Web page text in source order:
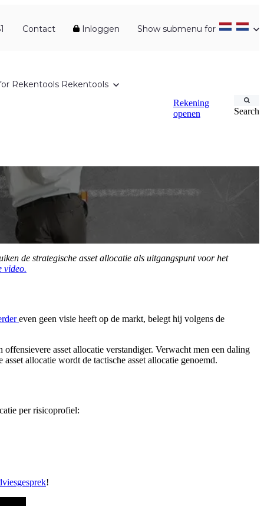
Contact Inloggen Show submenu for
Rekentools Rekentools
Rekening
openen
Search
de strategische asset allocatie als uitgangspunt voor het
video.
even geen visie heeft op de markt, belegt hij volgens de
asset allocatie verstandiger. Verwacht men een daling
allocatie wordt de tactische asset allocatie genoemd.
per risicoprofiel:
!